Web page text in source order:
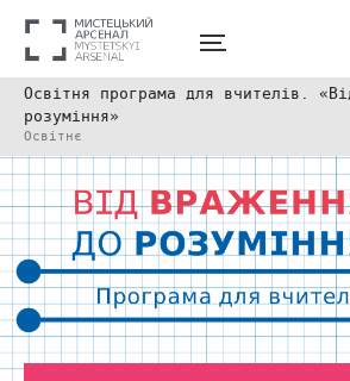
Освітня програма для вчителів.
розуміння»
Освітнє